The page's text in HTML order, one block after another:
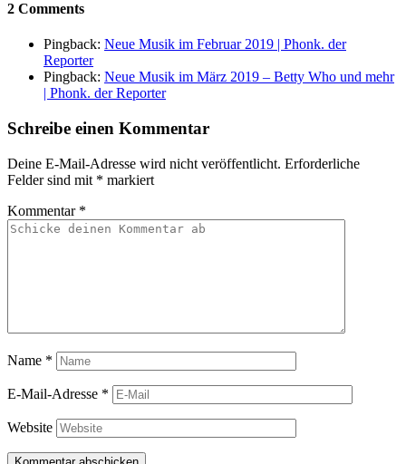
2 Comments
Pingback: Neue Musik im Februar 2019 | Phonk. der
Reporter
Pingback: Neue Musik im März 2019 – Betty Who und mehr
| Phonk. der Reporter
Schreibe einen Kommentar
Deine E-Mail-Adresse wird nicht veröffentlicht. Erforderliche
Felder sind mit * markiert
Kommentar *
Name *
E-Mail-Adresse *
Website